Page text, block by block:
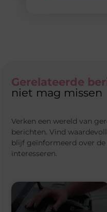
Gerelateerde
niet mag missen
Verken een wereld van
berichten. Vind
blijf geïnformeerd over
interesseren.